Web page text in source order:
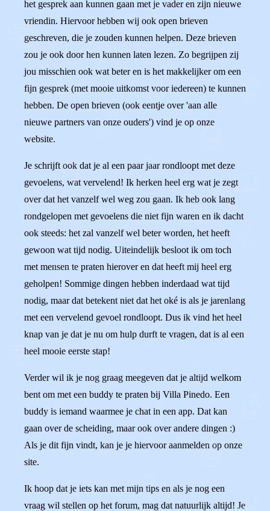
het gesprek aan kunnen gaan met je vader en zijn nieuwe
vriendin. Hiervoor hebben wij ook open brieven
geschreven, die je zouden kunnen helpen. Deze brieven
zou je ook door hen kunnen laten lezen. Zo begrijpen zij
jou misschien ook wat beter en is het makkelijker om een
fijn gesprek (met mooie uitkomst voor iedereen) te kunnen
hebben. De open brieven (ook eentje over 'aan alle
nieuwe partners van onze ouders') vind je op onze
website.
Je schrijft ook dat je al een paar jaar rondloopt met deze
gevoelens, wat vervelend! Ik herken heel erg wat je zegt
over dat het vanzelf wel weg zou gaan. Ik heb ook lang
rondgelopen met gevoelens die niet fijn waren en ik dacht
ook steeds: het zal vanzelf wel beter worden, het heeft
gewoon wat tijd nodig. Uiteindelijk besloot ik om toch
met mensen te praten hierover en dat heeft mij heel erg
geholpen! Sommige dingen hebben inderdaad wat tijd
nodig, maar dat betekent niet dat het oké is als je jarenlang
met een vervelend gevoel rondloopt. Dus ik vind het heel
knap van je dat je nu om hulp durft te vragen, dat is al een
heel mooie eerste stap!
Verder wil ik je nog graag meegeven dat je altijd welkom
bent om met een buddy te praten bij Villa Pinedo. Een
buddy is iemand waarmee je chat in een app. Dat kan
gaan over de scheiding, maar ook over andere dingen :)
Als je dit fijn vindt, kan je je hiervoor aanmelden op onze
site.
Ik hoop dat je iets kan met mijn tips en als je nog een
vraag wil stellen op het forum, mag dat natuurlijk altijd! Je